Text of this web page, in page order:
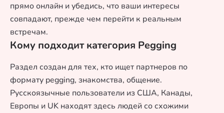
прямо онлайн и убедись, что ваши интересы
совпадают, прежде чем перейти к реальным
встречам.
Кому подходит категория Pegging
Раздел создан для тех, кто ищет партнеров по
формату pegging, знакомства, общение.
Русскоязычные пользователи из США, Канады,
Европы и UK находят здесь людей со схожими